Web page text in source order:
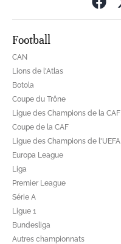
Football
CAN
Lions de l'Atlas
Botola
Coupe du Trône
Ligue des Champions de la CAF
Coupe de la CAF
Ligue des Champions de l'UEFA
Europa League
Liga
Premier League
Série A
Ligue 1
Bundesliga
Autres championnats